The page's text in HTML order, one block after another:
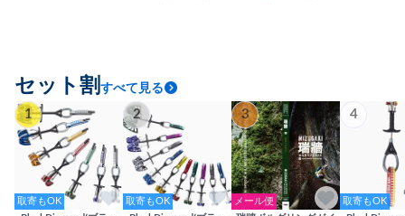
セット割 すべて見る
1
取寄もOK
2
取寄もOK
3
メール便
4
取寄もOK